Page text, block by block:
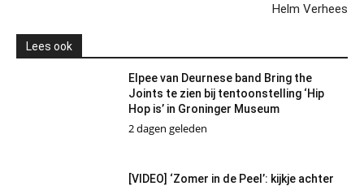
Helm Verhees
Lees ook
Elpee van Deurnese band Bring the
Joints te zien bij tentoonstelling ‘Hip
Hop is’ in Groninger Museum
2 dagen geleden
[VIDEO] ‘Zomer in de Peel’: kijkje achter